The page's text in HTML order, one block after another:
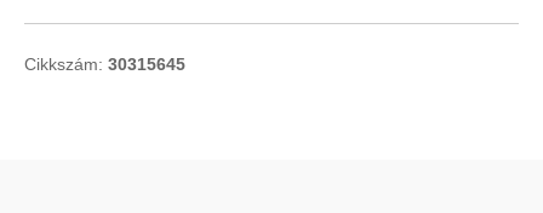
Cikkszám: 30315645